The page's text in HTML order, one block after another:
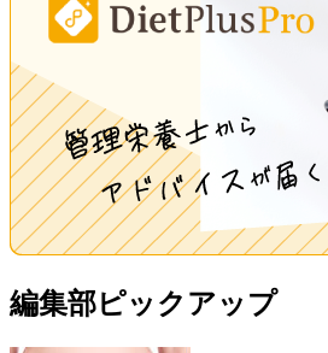
編集部ピックアップ